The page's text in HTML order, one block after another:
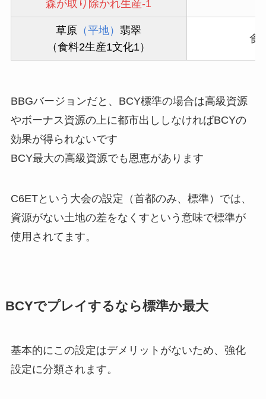
森が取り除かれ生産-1
草原 （平地）翡翠
（食料2生産1文化1）
食
BBGバージョンだと、BCY標準の場合は高級資源
やボーナス資源の上に都市出ししなければBCYの
効果が得られないです
BCY最大の高級資源でも恩恵があります
C6ETという大会の設定（首都のみ、標準​）では、
資源がない土地の差をなくすという意味で標準が
使用されてます。
BCYでプレイするなら標準か最大
基本的にこの設定はデメリットがないため、強化
設定に分類されます。